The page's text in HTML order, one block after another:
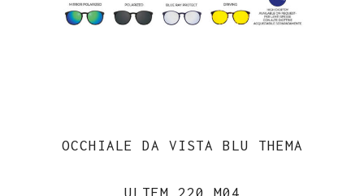
OCCHIALE DA VISTA BLU THEMA
ULTEM 220 M04